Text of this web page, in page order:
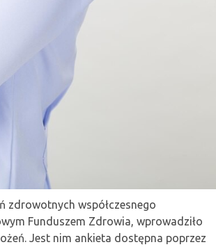
zdrowotnych współczesnego
Funduszem Zdrowia, wprowadziło
Jest nim ankieta dostępna poprzez